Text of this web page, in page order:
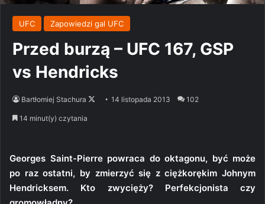
UFC Zapowiedzi gal UFC
Przed burzą – UFC 167, GSP
vs Hendricks
Bartłomiej Stachura
Follow14 listopada 2013 102
14 minut(y) czytania
Georges Saint-Pierre powraca do oktagonu, być może
po raz ostatni, by zmierzyć się z ciężkorękim Johnym
Hendricksem. Kto zwycięży? Perfekcjonista czy